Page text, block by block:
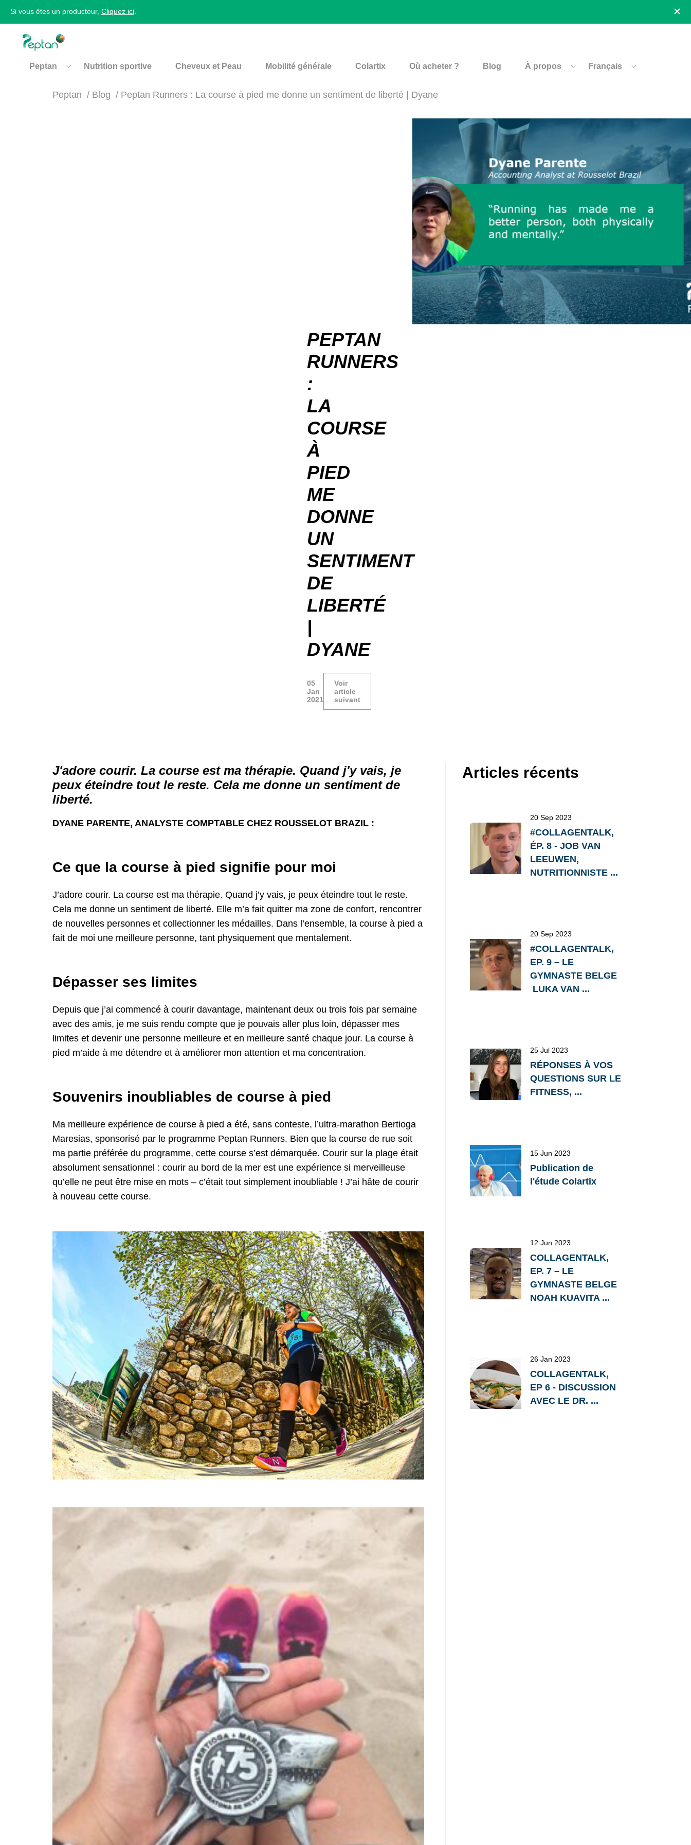
Si vous êtes un producteur, Cliquez ici
Peptan Nutrition sportive Cheveux et Peau Mobilité générale Colartix Où acheter ? Blog À propos Français
Peptan Blog Peptan Runners : La course à pied me donne un sentiment de liberté | Dyane
PEPTAN
RUNNERS
:
LA
COURSE
À
PIED
ME
DONNE
UN
SENTIMENT
DE
LIBERTÉ
|
DYANE
05
Jan
2021
Voir
article
suivant
J'adore courir. La course est ma thérapie. Quand j'y vais, je
peux éteindre tout le reste. Cela me donne un sentiment de
liberté.
DYANE PARENTE, ANALYSTE COMPTABLE CHEZ ROUSSELOT BRAZIL :
Ce que la course à pied signifie pour moi
J’adore courir. La course est ma thérapie. Quand j’y vais, je peux éteindre tout le reste.
Cela me donne un sentiment de liberté. Elle m’a fait quitter ma zone de confort, rencontrer
de nouvelles personnes et collectionner les médailles. Dans l’ensemble, la course à pied a
fait de moi une meilleure personne, tant physiquement que mentalement.
Dépasser ses limites
Depuis que j’ai commencé à courir davantage, maintenant deux ou trois fois par semaine
avec des amis, je me suis rendu compte que je pouvais aller plus loin, dépasser mes
limites et devenir une personne meilleure et en meilleure santé chaque jour. La course à
pied m’aide à me détendre et à améliorer mon attention et ma concentration.
Souvenirs inoubliables de course à pied
Ma meilleure expérience de course à pied a été, sans conteste, l’ultra-marathon Bertioga
Maresias, sponsorisé par le programme Peptan Runners. Bien que la course de rue soit
ma partie préférée du programme, cette course s’est démarquée. Courir sur la plage était
absolument sensationnel : courir au bord de la mer est une expérience si merveilleuse
qu’elle ne peut être mise en mots – c’était tout simplement inoubliable ! J’ai hâte de courir
à nouveau cette course.
Articles récents
20 Sep 2023
#COLLAGENTALK,
ÉP. 8 - JOB VAN
LEEUWEN,
NUTRITIONNISTE ...
20 Sep 2023
#COLLAGENTALK,
EP. 9 – LE
GYMNASTE BELGE
LUKA VAN ...
25 Jul 2023
RÉPONSES À VOS
QUESTIONS SUR LE
FITNESS, ...
15 Jun 2023
Publication de
l'étude Colartix
12 Jun 2023
COLLAGENTALK,
EP. 7 – LE
GYMNASTE BELGE
NOAH KUAVITA ...
26 Jan 2023
COLLAGENTALK,
EP 6 - DISCUSSION
AVEC LE DR. ...